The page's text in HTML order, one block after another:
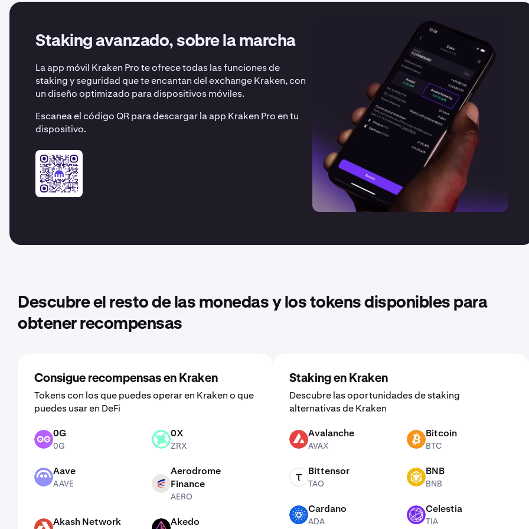
Staking avanzado, sobre la marcha
La app móvil Kraken Pro te ofrece todas las funciones de
staking y seguridad que te encantan del exchange Kraken, con
un diseño optimizado para dispositivos móviles.
Escanea el código QR para descargar la app Kraken Pro en tu
dispositivo.
Descubre el resto de las monedas y los tokens disponibles para
obtener recompensas
Consigue recompensas en Kraken
Tokens con los que puedes operar en Kraken o que
puedes usar en DeFi
0G 0G
0G
ZRX 0X
ZRX
AAVE Aave
AAVE AERO
Aerodrome
Finance
AERO
AKT Akash Network AKE Akedo
Staking en Kraken
Descubre las oportunidades de staking
alternativas de Kraken
AVAX Avalanche
AVAX
BTC Bitcoin
BTC
TAO Bittensor
TAO
BNB BNB
BNB
ADA Cardano
ADA
TIA Celestia
TIA